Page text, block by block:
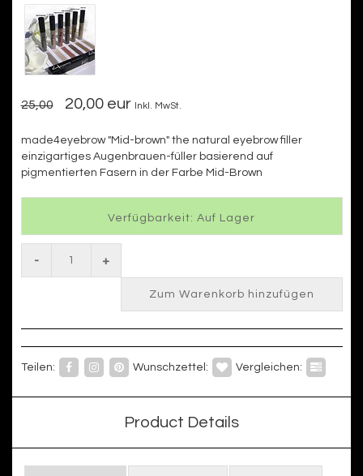
25,00 20,00 eur Inkl. MwSt.
made4eyebrow "Mid-brown" the natural eyebrow filler
einzigartiges Augenbrauen-füller basierend auf
pigmentierten Fasern in der Farbe Mid-Brown
Verfügbarkeit: Auf Lager
- +
Zum Warenkorb hinzufügen
Teilen: Wunschzettel: Vergleichen:
Product Details